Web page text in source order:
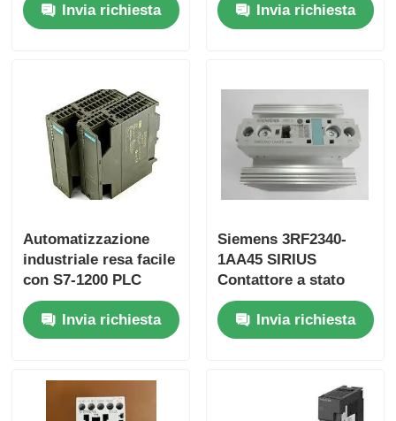
Parti per PLC Siemens
Hima Safety Plc
Foxboro SpA
SpA Triplex del ICS
Modulo Ge Fanuc
Invia richiesta
Ns/step CPU e 2
ingressi analogici
Invia richiesta
Automatizzazione
industriale resa facile
con S7-1200 PLC
6ES7153-1AA03-0XB0
e 50 KB di memoria
Invia richiesta
Siemens 3RF2340-
1AA45 SIRIUS
Contattore a stato
solido
Invia richiesta